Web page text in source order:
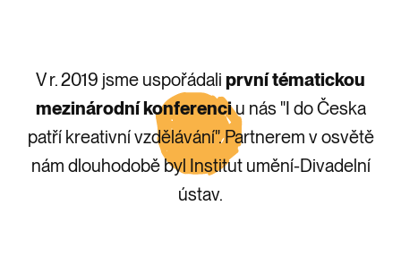
V r. 2019 jsme uspořádali první tématickou
mezinárodní konferenciu nás "I do Česka
patří kreativní vzdělávání". Partnerem v osvětě
nám dlouhodobě byl Institut umění-Divadelní
ústav.